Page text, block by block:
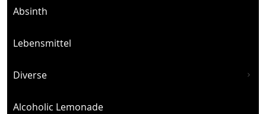
Absinth
Lebensmittel
Diverse
Alcoholic Lemonade